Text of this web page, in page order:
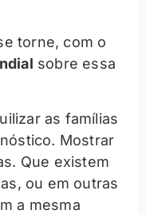
torne, com o
sobre essa
as famílias
Mostrar
Que existem
ou em outras
a mesma